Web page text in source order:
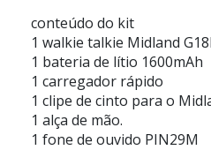
conteúdo do kit
1 walkie talkie Midland
1 bateria de lítio 1600mAh
1 carregador rápido
1 clipe de cinto para o
1 alça de mão.
1 fone de ouvido PIN29M